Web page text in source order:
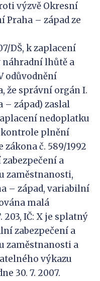
výzvě Okresní
Praha – západ ze
DŠ, k zaplacení
lhůtě a
odůvodnění
že správní orgán I.
– západ) zaslal
nedoplatku
plnění
č. 589/1992
a
zaměstnanosti,
– západ, variabilní
malá
203, IČ: X je splatný
zabezpečení a
zaměstnanosti a
výkazu
30. 7. 2007.